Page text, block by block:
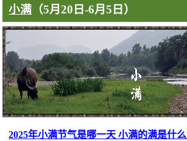
小满 （5月20日-6月5日）
2025年小满节气是哪一天 小满的满是什